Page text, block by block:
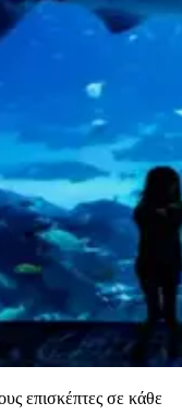
επισκέπτες σε κάθε